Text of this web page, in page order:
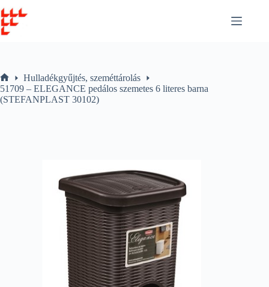
to
content
Home
Hulladékgyűjtés, szeméttárolás
51709 – ELEGANCE pedálos szemetes 6 literes barna
(STEFANPLAST 30102)